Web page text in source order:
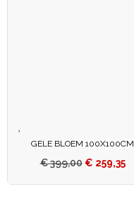
GELE BLOEM 100X100CM
€399,00 € 259,35